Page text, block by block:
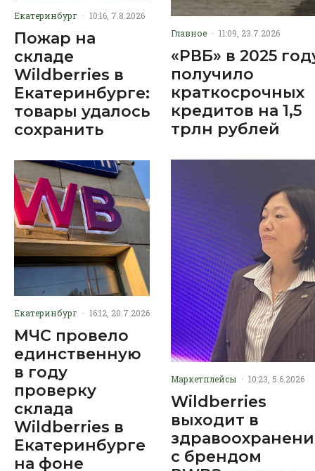
Екатеринбург · 10:16, 7.8.2026
Пожар на
складе
Wildberries в
Екатеринбурге:
товары удалось
сохранить
Екатеринбург · 16:12, 20.7.2026
МЧС провело
единственную
в году
проверку
склада
Wildberries в
Екатеринбурге
на фоне
Главное · 11:09, 23.7.2026
«РВБ» в 2025
получило
краткосрочных
кредитов на 1,5
трлн рублей
Маркетплейсы · 10:23, 5.6.2026
Wildberries
выходит в
с брендом